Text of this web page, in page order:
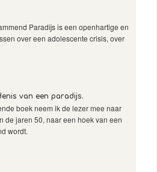
Paradijs is een openhartige en
over een adolescente crisis, over
van een paradijs.
boek neem ik de lezer mee naar
de jaren 50, naar een hoek van een
wordt.